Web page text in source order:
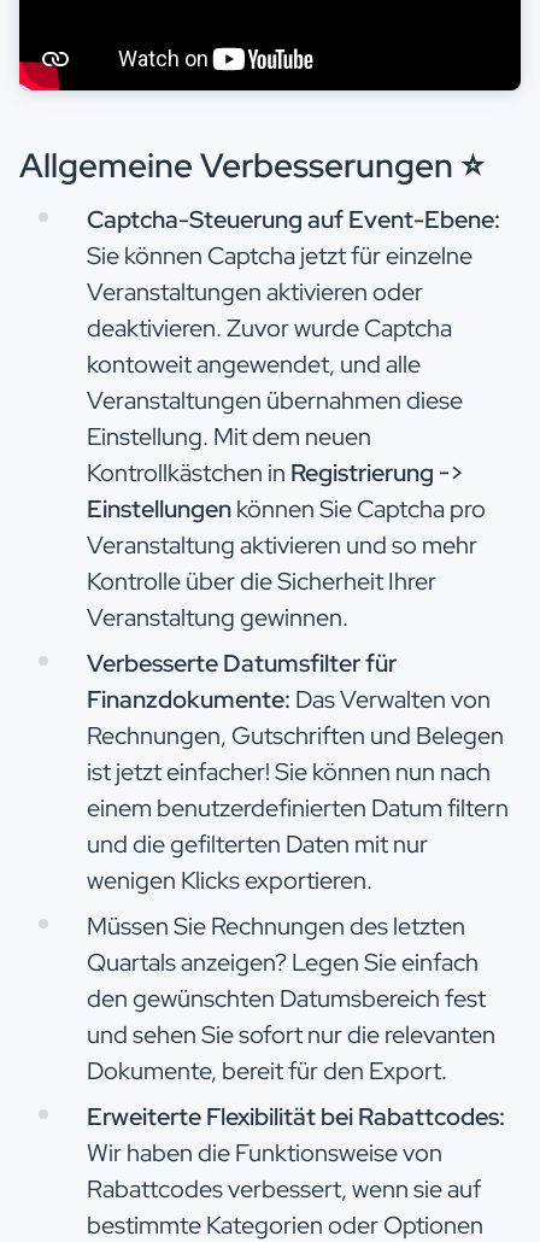
Allgemeine Verbesserungen⭐
Captcha-Steuerung auf Event-Ebene:
Sie können Captcha jetzt für einzelne
Veranstaltungen aktivieren oder
deaktivieren. Zuvor wurde Captcha
kontoweit angewendet, und alle
Veranstaltungen übernahmen diese
Einstellung. Mit dem neuen
Kontrollkästchen in Registrierung ->
Einstellungenkönnen Sie Captcha pro
Veranstaltung aktivieren und so mehr
Kontrolle über die Sicherheit Ihrer
Veranstaltung gewinnen.
Verbesserte Datumsfilter für
Finanzdokumente: Das Verwalten von
Rechnungen, Gutschriften und Belegen
ist jetzt einfacher! Sie können nun nach
einem benutzerdefinierten Datum filtern
und die gefilterten Daten mit nur
wenigen Klicks exportieren.
Müssen Sie Rechnungen des letzten
Quartals anzeigen? Legen Sie einfach
den gewünschten Datumsbereich fest
und sehen Sie sofort nur die relevanten
Dokumente, bereit für den Export.
Erweiterte Flexibilität bei Rabattcodes:
Wir haben die Funktionsweise von
Rabattcodes verbessert, wenn sie auf
bestimmte Kategorien oder Optionen